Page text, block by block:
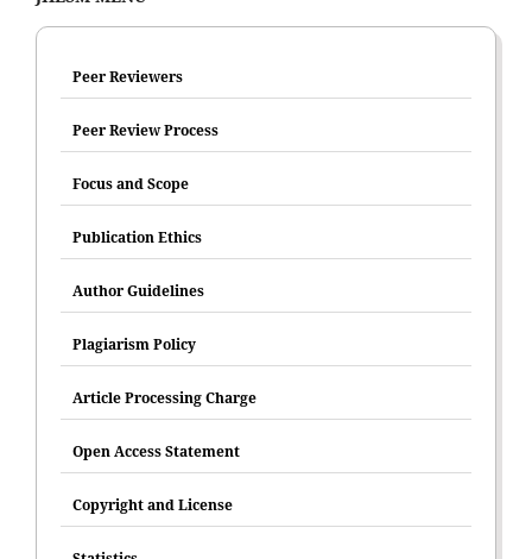
Peer Reviewers
Peer Review Process
Focus and Scope
Publication Ethics
Author Guidelines
Plagiarism Policy
Article Processing Charge
Open Access Statement
Copyright and License